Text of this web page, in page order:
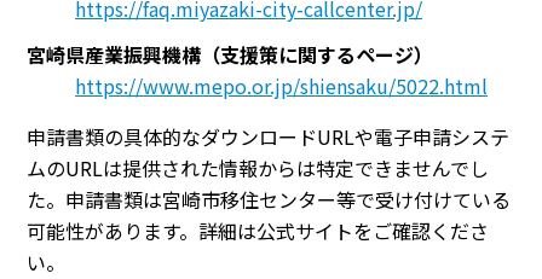
https://faq.miyazaki-city-callcenter.jp/
宮崎県産業振興機構（支援策に関するページ）
https://www.mepo.or.jp/shiensaku/5022.html
申請書類の具体的なダウンロードURLや電子申請システ
ムのURLは提供された情報からは特定できませんでし
た。申請書類は宮崎市移住センター等で受け付けている
可能性があります。詳細は公式サイトをご確認くださ
い。